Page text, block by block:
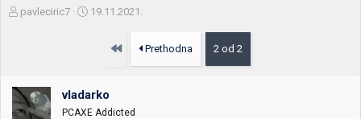
Z
i
k
pavleciric7
D
o
k
19.11.2021.
Prvo Prethodna 2 od 2
vladarko
PCAXE Addicted